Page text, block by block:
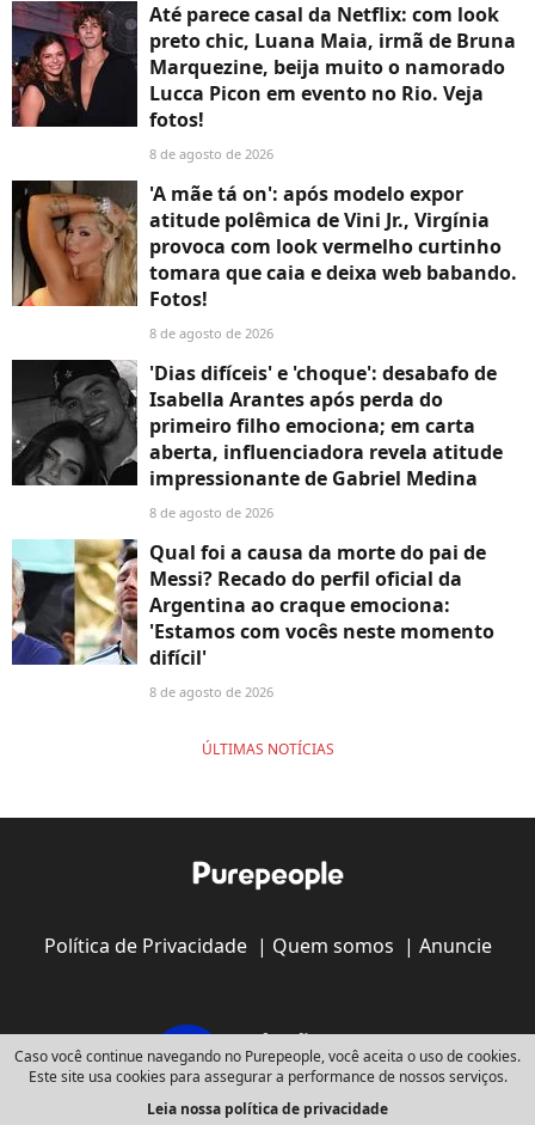
Até parece casal da Netflix: com look
preto chic, Luana Maia, irmã de Bruna
Marquezine, beija muito o namorado
Lucca Picon em evento no Rio. Veja
fotos!
8 de agosto de 2026
'A mãe tá on': após modelo expor
atitude polêmica de Vini Jr., Virgínia
provoca com look vermelho curtinho
tomara que caia e deixa web babando.
Fotos!
8 de agosto de 2026
'Dias difíceis' e 'choque': desabafo de
Isabella Arantes após perda do
primeiro filho emociona; em carta
aberta, influenciadora revela atitude
impressionante de Gabriel Medina
8 de agosto de 2026
Qual foi a causa da morte do pai de
Messi? Recado do perfil oficial da
Argentina ao craque emociona:
'Estamos com vocês neste momento
difícil'
8 de agosto de 2026
ÚLTIMAS NOTÍCIAS
Política de Privacidade| Quem somos | Anuncie
Copyright © 2008 - 2026
Caso você continue navegando no Purepeople, você aceita o uso de cookies.
Este site usa cookies para assegurar a performance de nossos serviços.
Leia nossa política de privacidade